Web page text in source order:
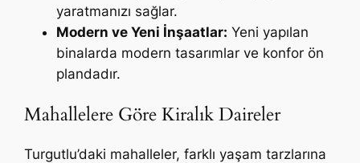
yaratmanızı sağlar.
Modern ve Yeni İnşaatlar: Yeni yapılan
binalarda modern tasarımlar ve konfor ön
plandadır.
Mahallelere Göre Kiralık Daireler
Turgutlu’daki mahalleler, farklı yaşam tarzlarına